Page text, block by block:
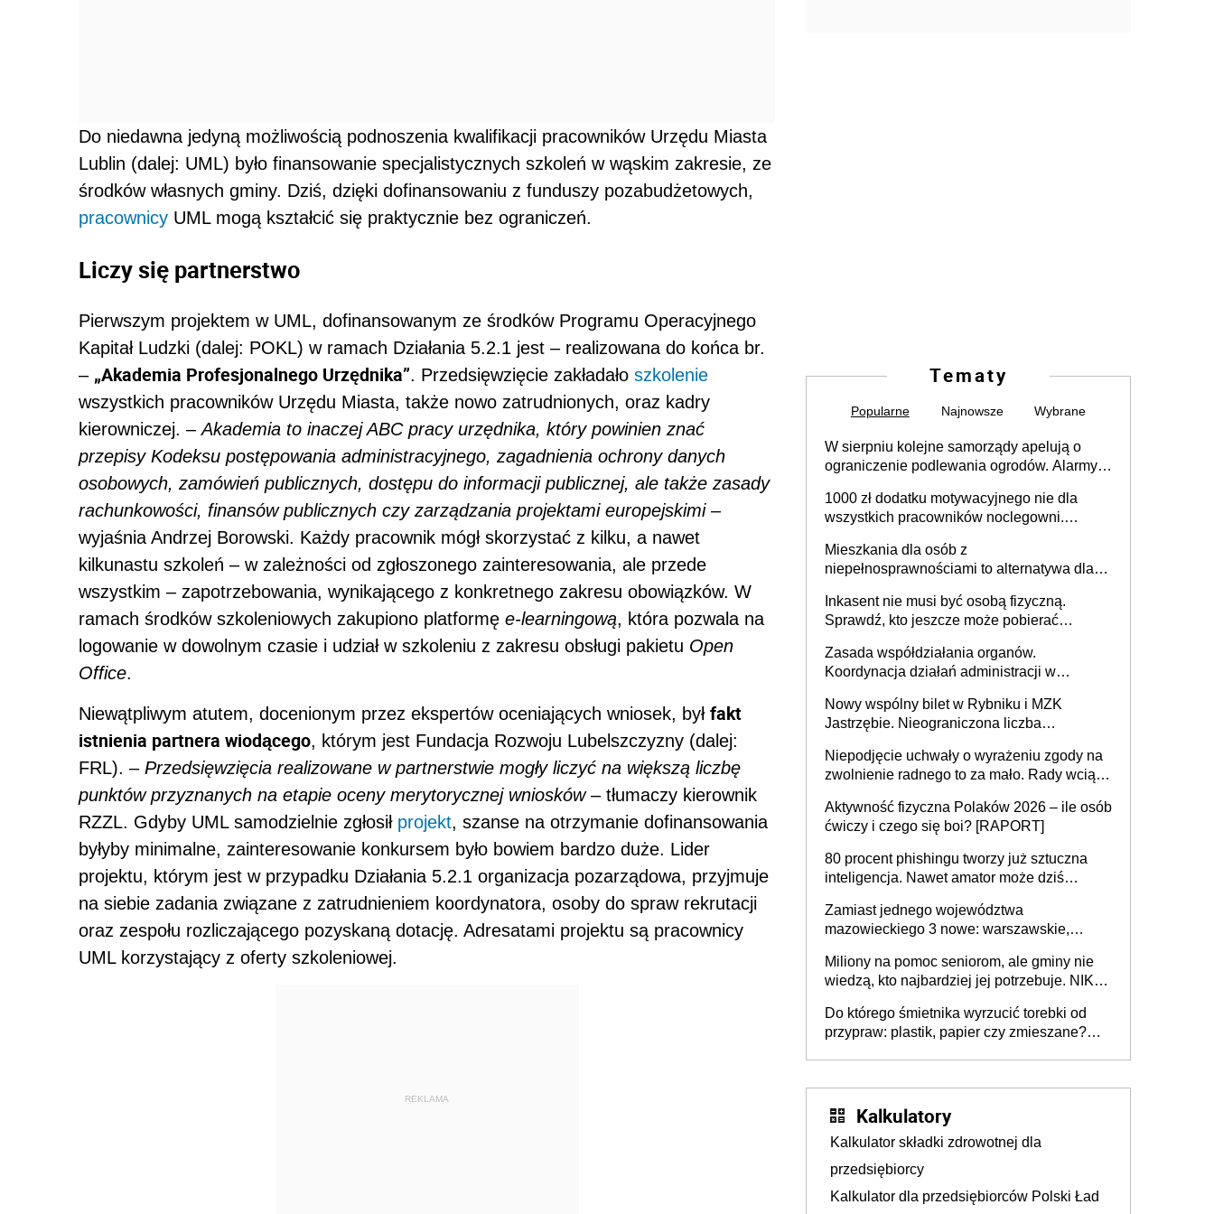
Do niedawna jedyną możliwością podnoszenia kwalifikacji pracowników Urzędu Miasta
Lublin (dalej: UML) było finansowanie specjalistycznych szkoleń w wąskim zakresie, ze
środków własnych gminy. Dziś, dzięki dofinansowaniu z funduszy pozabudżetowych,
pracownicy UML mogą kształcić się praktycznie bez ograniczeń.
Liczy się partnerstwo
Pierwszym projektem w UML, dofinansowanym ze środków Programu Operacyjnego
Kapitał Ludzki (dalej: POKL) w ramach Działania 5.2.1 jest – realizowana do końca br.
– „Akademia Profesjonalnego Urzędnika”. Przedsięwzięcie zakładało szkolenie
wszystkich pracowników Urzędu Miasta, także nowo zatrudnionych, oraz kadry
kierowniczej. –Akademia to inaczej ABC pracy urzędnika, który powinien znać
przepisy Kodeksu postępowania administracyjnego, zagadnienia ochrony danych
osobowych, zamówień publicznych, dostępu do informacji publicznej, ale także zasady
rachunkowości, finansów publicznych czy zarządzania projektami europejskimi–
wyjaśnia Andrzej Borowski. Każdy pracownik mógł skorzystać z kilku, a nawet
kilkunastu szkoleń – w zależności od zgłoszonego zainteresowania, ale przede
wszystkim – zapotrzebowania, wynikającego z konkretnego zakresu obowiązków. W
ramach środków szkoleniowych zakupiono platformę e-learningową, która pozwala na
logowanie w dowolnym czasie i udział w szkoleniu z zakresu obsługi pakietu Open
Office.
Niewątpliwym atutem, docenionym przez ekspertów oceniających wniosek, był fakt
istnienia partnera wiodącego, którym jest Fundacja Rozwoju Lubelszczyzny (dalej:
FRL). – Przedsięwzięcia realizowane w partnerstwie mogły liczyć na większą liczbę
punktów przyznanych na etapie oceny merytorycznej wniosków– tłumaczy kierownik
RZZL. Gdyby UML samodzielnie zgłosił projekt, szanse na otrzymanie dofinansowania
byłyby minimalne, zainteresowanie konkursem było bowiem bardzo duże. Lider
projektu, którym jest w przypadku Działania 5.2.1 organizacja pozarządowa, przyjmuje
na siebie zadania związane z zatrudnieniem koordynatora, osoby do spraw rekrutacji
oraz zespołu rozliczającego pozyskaną dotację. Adresatami projektu są pracownicy
UML korzystający z oferty szkoleniowej.
REKLAMA
Tematy
Popularne Najnowsze Wybrane
W sierpniu kolejne samorządy apelują o
ograniczenie podlewania ogrodów. Alarmy w
może objąć cały kraj
1000 zł dodatku motywacyjnego nie dla
wszystkich pracowników noclegowni.
Mieszkania dla osób z
niepełnosprawnościami to alternatywa dla
samodzielnie lub z rodziną
Inkasent nie musi być osobą fizyczną.
Sprawdź, kto jeszcze może pobierać
Zasada współdziałania organów.
Koordynacja działań administracji w
Nowy wspólny bilet w Rybniku i MZK
Jastrzębie. Nieograniczona liczba
Niepodjęcie uchwały o wyrażeniu zgody na
zwolnienie radnego to za mało. Rady wciąż
rozstrzygać sprawy
Aktywność fizyczna Polaków 2026 – ile osób
ćwiczy i czego się boi? [RAPORT]
80 procent phishingu tworzy już sztuczna
inteligencja. Nawet amator może dziś
Zamiast jednego województwa
mazowieckiego 3 nowe: warszawskie,
Europie nie ma tak dużych jednostek
stołecznych
Miliony na pomoc seniorom, ale gminy nie
wiedzą, kto najbardziej jej potrzebuje. NIK
Do którego śmietnika wyrzucić torebki od
przypraw: plastik, papier czy zmieszane?
Kalkulatory
Kalkulator składki zdrowotnej dla
przedsiębiorcy
Kalkulator dla przedsiębiorców Polski Ład